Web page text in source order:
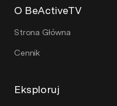
O BeActiveTV
Strona Główna
Cennik
Eksploruj